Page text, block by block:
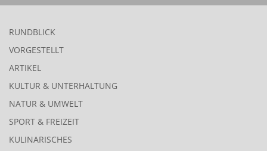
RUNDBLICK
VORGESTELLT
ARTIKEL
KULTUR & UNTERHALTUNG
NATUR & UMWELT
SPORT & FREIZEIT
KULINARISCHES